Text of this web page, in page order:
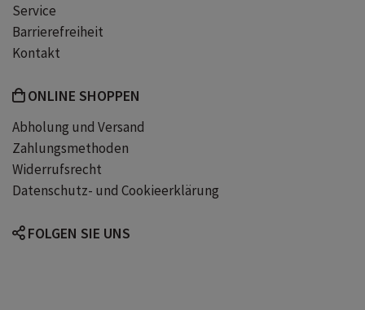
Service
Barrierefreiheit
Kontakt
ONLINE SHOPPEN
Abholung und Versand
Zahlungsmethoden
Widerrufsrecht
Datenschutz- und Cookieerklärung
FOLGEN SIE UNS